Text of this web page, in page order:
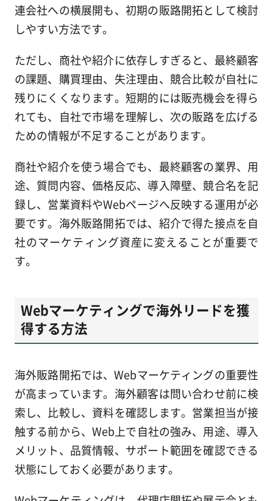
連会社への横展開も、初期の販路開拓として検討
しやすい方法です。
ただし、商社や紹介に依存しすぎると、最終顧客
の課題、購買理由、失注理由、競合比較が自社に
残りにくくなります。短期的には販売機会を得ら
れても、自社で市場を理解し、次の販路を広げる
ための情報が不足することがあります。
商社や紹介を使う場合でも、最終顧客の業界、用
途、質問内容、価格反応、導入障壁、競合名を記
録し、営業資料やWebページへ反映する運用が必
要です。海外販路開拓では、紹介で得た接点を自
社のマーケティング資産に変えることが重要で
す。
Webマーケティングで海外リードを獲
得する方法
海外販路開拓では、Webマーケティングの重要性
が高まっています。海外顧客は問い合わせ前に検
索し、比較し、資料を確認します。営業担当が接
触する前から、Web上で自社の強み、用途、導入
メリット、品質情報、サポート範囲を確認できる
状態にしておく必要があります。